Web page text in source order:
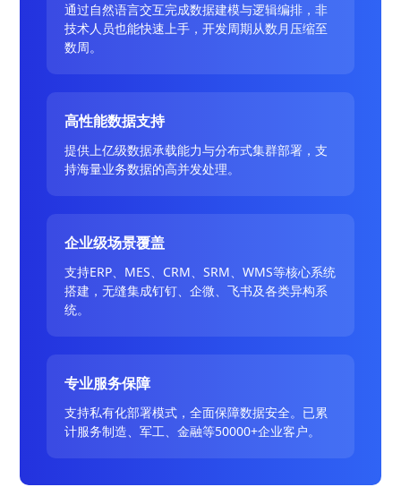
通过自然语言交互完成数据建模与逻辑编排，非
技术人员也能快速上手，开发周期从数月压缩至
数周。
高性能数据支持
提供上亿级数据承载能力与分布式集群部署，支
持海量业务数据的高并发处理。
企业级场景覆盖
支持ERP、MES、CRM、SRM、WMS等核心系统
搭建，无缝集成钉钉、企微、飞书及各类异构系
统。
专业服务保障
支持私有化部署模式，全面保障数据安全。已累
计服务制造、军工、金融等50000+企业客户。